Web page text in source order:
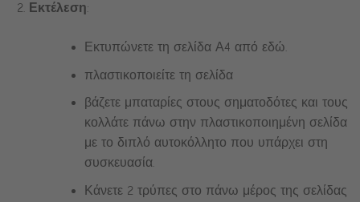
Εκτέλεση:
Εκτυπώνετε τη σελίδα Α4 από εδώ.
πλαστικοποιείτε τη σελίδα
βάζετε μπαταρίες στους σηματοδότες και τους
κολλάτε πάνω στην πλαστικοποιημένη σελίδα
με το διπλό αυτοκόλλητο που υπάρχει στη
συσκευασία.
Κάνετε 2 τρύπες στο πάνω μέρος της σελίδας